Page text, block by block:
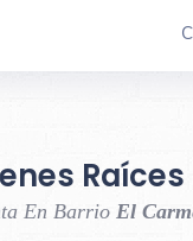
En Barrio El